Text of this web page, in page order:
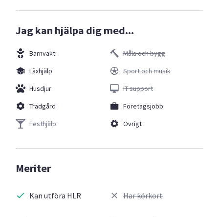
Jag kan hjälpa dig med...
Barnvakt
Läxhjälp
Husdjur
Trädgård
Festhjälp
Måla och bygg
Sport och musik
IT support
Företagsjobb
Övrigt
Meriter
Kan utföra HLR Har körkort